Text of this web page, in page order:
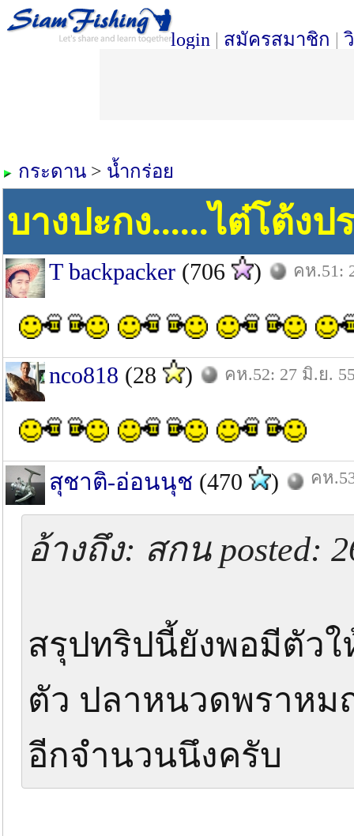
login | สมัครสมาชิก |
กระดาน > น้ำกร่อย
บางปะกง......ไต๋โต้ง
T backpacker (706 ) คห.51:
nco818 (28 ) คห.52: 27 มิ.ย.
สุชาติ-อ่อนนุช (470 ) คห
อ้างถึง: สกน posted:
สรุปทริปนี้ยังพอมีตัว
ตัว ปลาหนวดพราห
อีกจำนวนนึงครับ